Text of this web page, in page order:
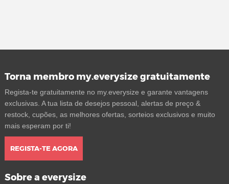
Torna membro my.everysize gratuitamente
Regista-te gratuitamente no my.everysize e garante vantagens
exclusivas. A tua lista de desejos pessoal, alertas de preço &
restock, cupões, as melhores ofertas, sorteios exclusivos e muito
mais esperam por ti!
REGISTA-TE AGORA
Sobre a everysize